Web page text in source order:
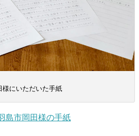
様にいただいた手紙
島市岡田様の手紙